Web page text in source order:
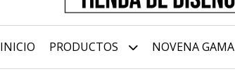
INICIO PRODUCTOS NOVENA GAMA